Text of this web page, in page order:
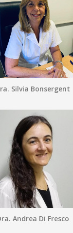
Silvia Bonsergent
Andrea Di Fresco